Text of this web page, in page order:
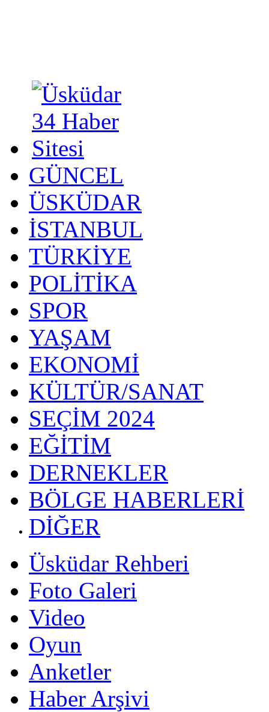
GÜNCEL
ÜSKÜDAR
İSTANBUL
TÜRKİYE
POLİTİKA
SPOR
YAŞAM
EKONOMİ
KÜLTÜR/SANAT
SEÇİM 2024
EĞİTİM
DERNEKLER
BÖLGE HABERLERİ
DİĞER
Üsküdar Rehberi
Foto Galeri
Video
Oyun
Anketler
Haber Arşivi